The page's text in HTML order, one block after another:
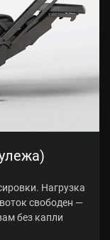
Нагрузка
свободен —
без капли